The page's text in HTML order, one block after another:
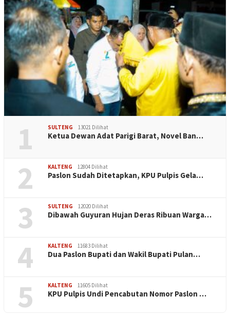
1 SULTENG 13021 Dilihat
Ketua Dewan Adat Parigi Barat, Novel Ban…
2 KALTENG 12804 Dilihat
Paslon Sudah Ditetapkan, KPU Pulpis Gela…
3 SULTENG 12020 Dilihat
Dibawah Guyuran Hujan Deras Ribuan Warga…
4 KALTENG 11683 Dilihat
Dua Paslon Bupati dan Wakil Bupati Pulan…
5 KALTENG 11605 Dilihat
KPU Pulpis Undi Pencabutan Nomor Paslon …